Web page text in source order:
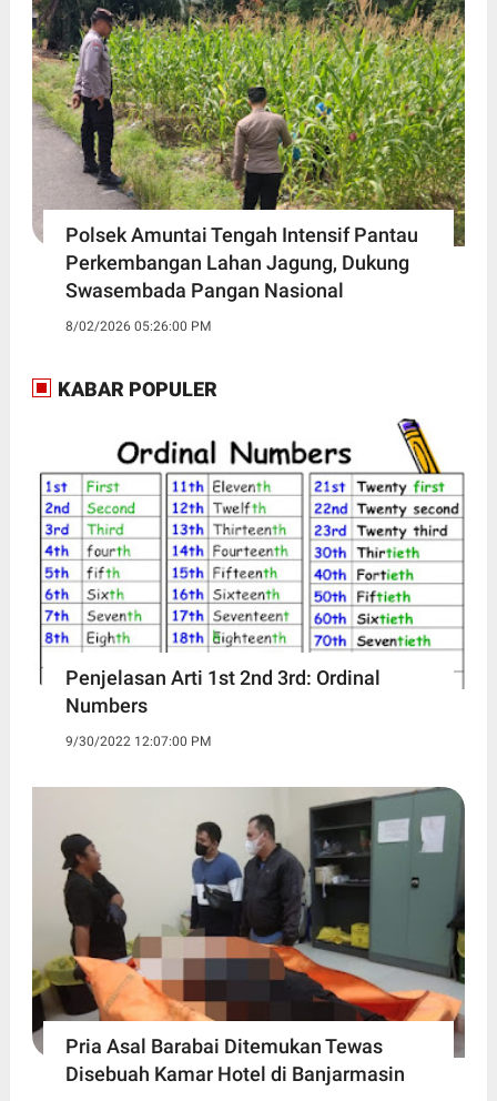
Polsek Amuntai Tengah Intensif Pantau
Perkembangan Lahan Jagung, Dukung
Swasembada Pangan Nasional
8/02/2026 05:26:00 PM
KABAR POPULER
Penjelasan Arti 1st 2nd 3rd: Ordinal
Numbers
9/30/2022 12:07:00 PM
Pria Asal Barabai Ditemukan Tewas
Disebuah Kamar Hotel di Banjarmasin